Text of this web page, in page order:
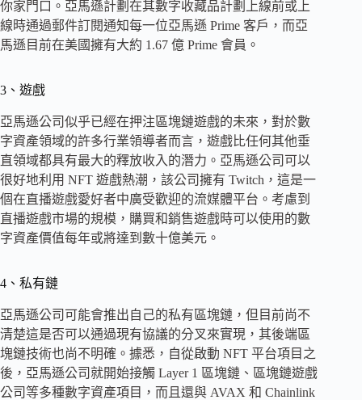
你家門口。亞馬遜計劃在其數字收藏品計劃上線前或上
線時通過郵件訂閱通知每一位亞馬遜 Prime 客戶，而亞
馬遜目前在美國擁有大約 1.67 億 Prime 會員。
3、遊戲
亞馬遜公司似乎已經在押注區塊鏈遊戲的未來，對於數
字資產領域的許多行業領導者而言，遊戲比任何其他垂
直領域都具有最大的釋放收入的潛力。亞馬遜公司可以
很好地利用 NFT 遊戲熱潮，該公司擁有 Twitch，這是一
個在直播遊戲愛好者中廣受歡迎的流媒體平台。考慮到
直播遊戲市場的規模，購買和銷售遊戲時可以使用的數
字資產價值每年或將達到數十億美元。
4、私有鏈
亞馬遜公司可能會推出自己的私有區塊鏈，但目前尚不
清楚這是否可以通過現有協議的分叉來實現，其後端區
塊鏈技術也尚不明確。據悉，自從啟動 NFT 平台項目之
後，亞馬遜公司就開始接觸 Layer 1 區塊鏈、區塊鏈遊戲
公司等多種數字資產項目，而且還與 AVAX 和 Chainlink